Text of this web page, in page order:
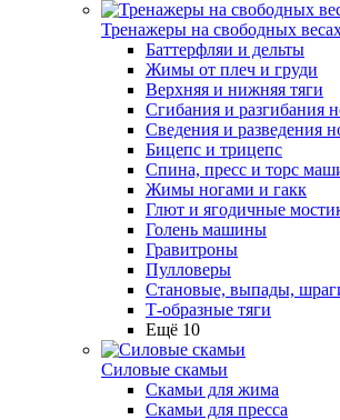
Тренажеры на свободных
Баттерфляи и дельты
Жимы от плеч и груди
Верхняя и нижняя тяги
Сгибания и разгибания
Сведения и разведения
Бицепс и трицепс
Спина, пресс и торс
Жимы ногами и гакк
Глют и ягодичные
Голень машины
Гравитроны
Пулловеры
Становые, выпады,
Т-образные тяги
Ещё 10
Силовые скамьи
Скамьи для жима
Скамьи для пресса